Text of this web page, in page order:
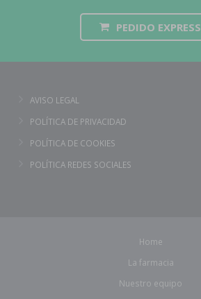
PEDIDO EXPRESS
AVISO LEGAL
POLÍTICA DE PRIVACIDAD
POLÍTICA DE COOKIES
POLÍTICA REDES SOCIALES
Home
La farmacia
Nuestro equipo